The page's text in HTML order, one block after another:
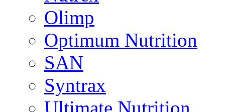
Olimp
Optimum Nutrition
SAN
Syntrax